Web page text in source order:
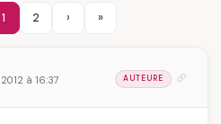
1 2 › »
à 16:37 AUTEURE